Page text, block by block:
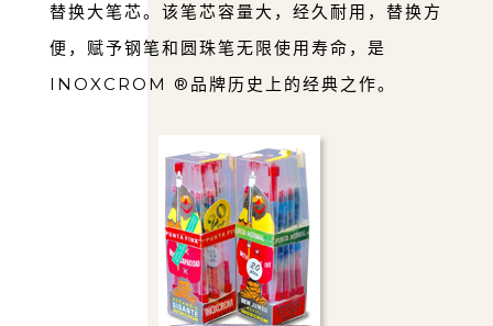
替换⼤笔芯。该笔芯容量⼤，经久耐⽤，替换⽅
便，赋予钢笔和圆珠笔⽆限使⽤寿命，是
INOXCROM ®品牌历史上的经典之作。